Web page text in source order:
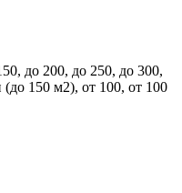
до 200, до 250, до 300,
150 м2), от 100, от 100